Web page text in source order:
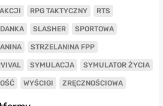
RPG TAKTYCZNY RTS
SLASHER SPORTOWA
STRZELANINA FPP
SYMULACJA SYMULATOR ŻYCIA
WYŚCIGI ZRĘCZNOŚCIOWA